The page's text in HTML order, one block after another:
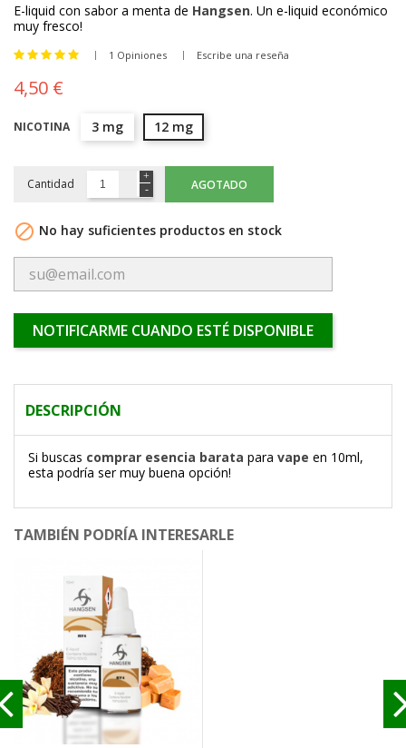
E-liquid con sabor a menta de Hangsen. Un e-liquid económico
muy fresco!
1 Opiniones Escribe una reseña
4,50 €
NICOTINA 3 mg 12 mg
Cantidad AGOTADO
 No hay suficientes productos en stock
NOTIFICARME CUANDO ESTÉ DISPONIBLE
DESCRIPCIÓN
Si buscas comprar esencia barata para vape en 10ml,
esta podría ser muy buena opción!
TAMBIÉN PODRÍA INTERESARLE